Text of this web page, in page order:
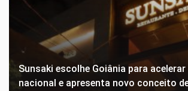
Sunsaki escolhe Goiânia para
nacional e apresenta novo conceito